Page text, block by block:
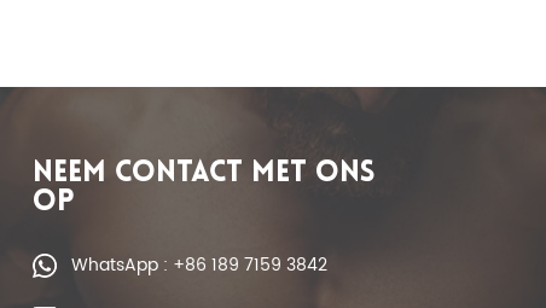
NEEM CONTACT MET ONS
OP
WhatsApp : +86 189 7159 3842